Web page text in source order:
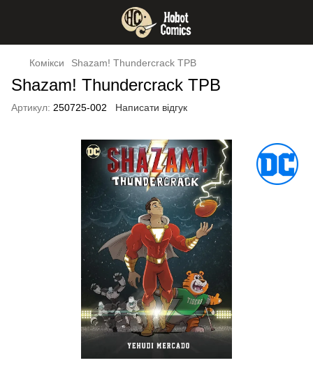
Комікси Shazam! Thundercrack TPB
Shazam! Thundercrack TPB
Артикул: 250725-002 Написати відгук